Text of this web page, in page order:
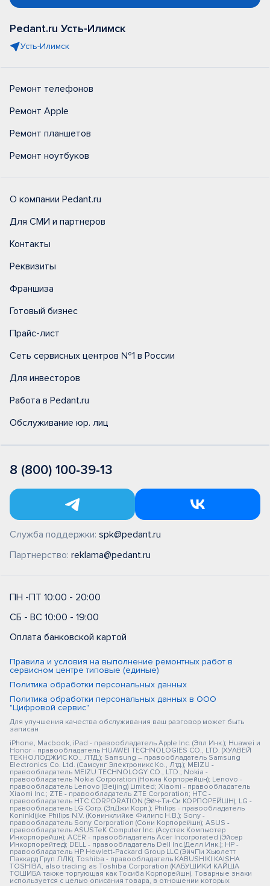
Pedant.ru Усть-Илимск
Усть-Илимск
Ремонт телефонов
Ремонт Apple
Ремонт планшетов
Ремонт ноутбуков
О компании Pedant.ru
Для СМИ и партнеров
Контакты
Реквизиты
Франшиза
Готовый бизнес
Прайс-лист
Сеть сервисных центров №1 в России
Для инвесторов
Работа в Pedant.ru
Обслуживание юр. лиц
8 (800) 100-39-13
Служба поддержки: spk@pedant.ru
Партнерство: reklama@pedant.ru
ПН -ПТ 10:00 - 20:00
СБ - ВС 10:00 - 19:00
Оплата банковской картой
Правила и условия на выполнение ремонтных работ в
сервисном центре типовые (единые)
Политика обработки персональных данных
Политика обработки персональных данных в ООО
"Цифровой сервис"
Для улучшения качества обслуживания ваш разговор может быть
записан
iPhone, Macbook, iPad - правообладатель Apple Inc. (Эпл Инк.); Huawei и
Honor - правообладатель HUAWEI TECHNOLOGIES CO., LTD. (ХУАВЕЙ
ТЕКНОЛОДЖИС КО., ЛТД.); Samsung – правообладатель Samsung
Electronics Co. Ltd. (Самсунг Электроникс Ко., Лтд.); MEIZU -
правообладатель MEIZU TECHNOLOGY CO., LTD.; Nokia -
правообладатель Nokia Corporation (Нокиа Корпорейшн); Lenovo -
правообладатель Lenovo (Beijing) Limited; Xiaomi - правообладатель
Xiaomi Inc.; ZTE - правообладатель ZTE Corporation; HTC -
правообладатель HTC CORPORATION (Эйч-Ти-Си КОРПОРЕЙШН); LG -
правообладатель LG Corp. (ЭлДжи Корп.); Philips - правообладатель
Koninklijke Philips N.V. (Конинклийке Филипс Н.В.); Sony -
правообладатель Sony Corporation (Сони Корпорейшн); ASUS -
правообладатель ASUSTeK Computer Inc. (Асустек Компьютер
Инкорпорейшн); ACER - правообладатель Acer Incorporated (Эйсер
Инкорпорейтед); DELL - правообладатель Dell Inc.(Делл Инк.); HP -
правообладатель HP Hewlett-Packard Group LLC (ЭйчПи Хьюлетт
Паккард Груп ЛЛК); Toshiba - правообладатель KABUSHIKI KAISHA
TOSHIBA, also trading as Toshiba Corporation (КАБУШИКИ КАЙША
ТОШИБА также торгующая как Тосиба Корпорейшн). Товарные знаки
используется с целью описания товара, в отношении которых